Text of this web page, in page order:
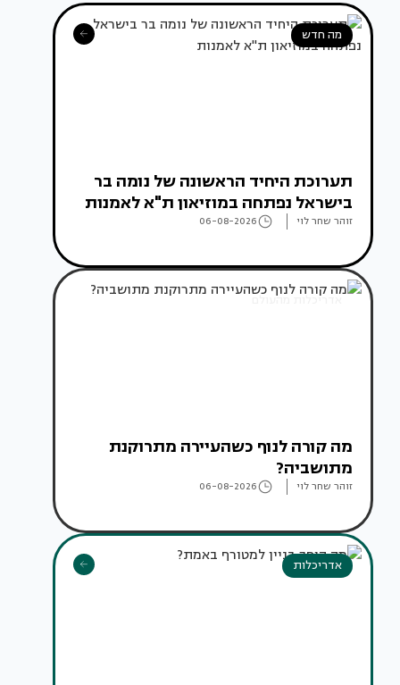
מה חדש
תערוכת היחיד הראשונה של נומה בר
בישראל נפתחה במוזיאון ת"א לאמנות
זוהר שחר לוי 06-08-2026
אדריכלות מהעולם
מה קורה לנוף כשהעיירה מתרוקנת
מתושביה?
זוהר שחר לוי 06-08-2026
אדריכלות